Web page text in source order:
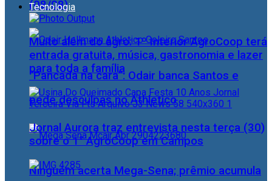
(08/08)
“Pancada na cara”: Odair banca Santos e
pede desculpas no Athletico
Ninguém acerta Mega-Sena; prêmio acumula
Tecnologia
Muito além do agro: 1º Interior AgroCoop terá
entrada gratuita, música, gastronomia e lazer
para toda a família
Jornal Aurora traz entrevista nesta terça (30)
sobre o 1° AgroCoop em Campos